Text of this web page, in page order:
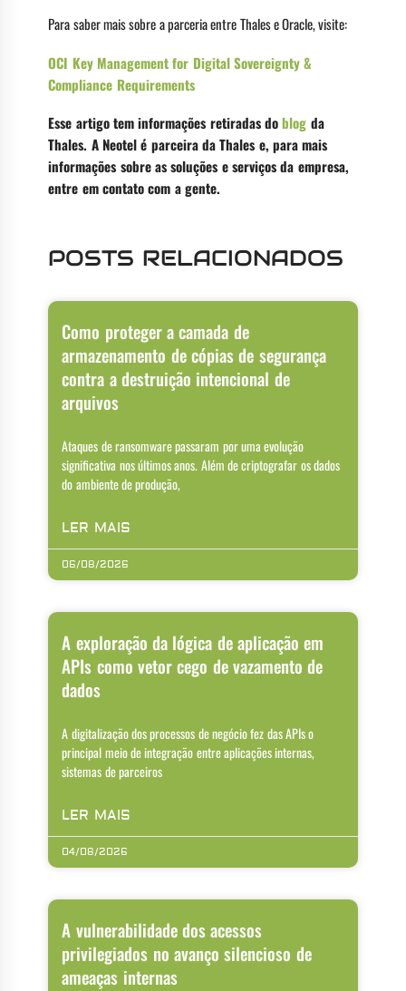
Para saber mais sobre a parceria entre Thales e Oracle, visite:
OCI Key Management for Digital Sovereignty &
Compliance Requirements
Esse artigo tem informações retiradas doblog da
Thales. A Neotel é parceira da Thales e, para mais
informações sobre as soluções e serviços da empresa,
entre em contato com a gente.
POSTS RELACIONADOS
Como proteger a camada de
armazenamento de cópias de segurança
contra a destruição intencional de
arquivos
Ataques de ransomware passaram por uma evolução
significativa nos últimos anos. Além de criptografar os dados
do ambiente de produção,
LER MAIS
06/08/2026
A exploração da lógica de aplicação em
APIs como vetor cego de vazamento de
dados
A digitalização dos processos de negócio fez das APIs o
principal meio de integração entre aplicações internas,
sistemas de parceiros
LER MAIS
04/08/2026
A vulnerabilidade dos acessos
privilegiados no avanço silencioso de
ameaças internas